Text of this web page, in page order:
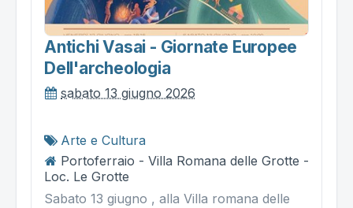
Antichi Vasai - Giornate Europee
Dell'archeologia
sabato 13 giugno 2026
Arte e Cultura
Portoferraio - Villa Romana delle Grotte -
Loc. Le Grotte
Sabato 13 giugno , alla Villa romana delle